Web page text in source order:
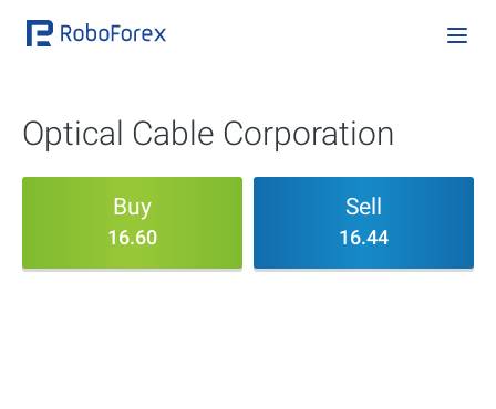
Optical Cable Corporation
Buy
16.60
Sell
16.44